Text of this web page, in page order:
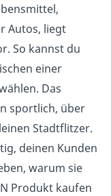
Autos, liegt
So kannst du
einer
Das
sportlich, über
Stadtflitzer.
deinen Kunden
warum sie
Produkt kaufen